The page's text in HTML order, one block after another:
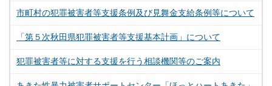
市町村の犯罪被害者等支援条例及び見舞金支給条例等について
「第５次秋田県犯罪被害者等支援基本計画」について
犯罪被害者等に対する支援を行う相談機関等のご案内